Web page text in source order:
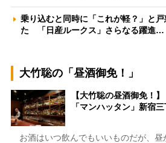
乗り込むと同時に「これが軽？」と
た 「日産ルークス」さらなる躍進…
大竹聡の「昼酒御免！」
【大竹聡の昼酒御免！
「マンハッタン」新宿
お酒はいつ飲んでもいいものだが、昼